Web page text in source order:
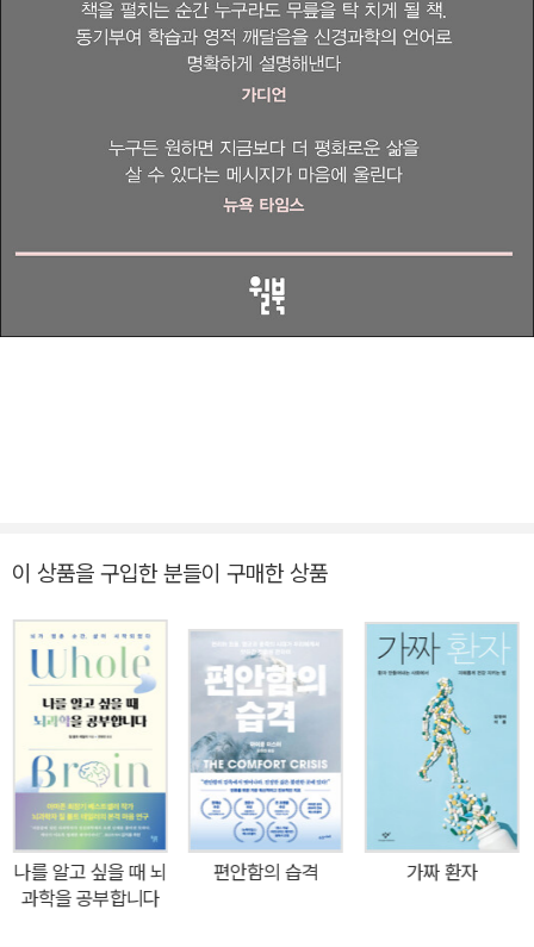
이 상품을 구입한 분들이 구매한 상품
나를 알고 싶을 때 뇌
과학을 공부합니다
편안함의 습격 가짜 환자